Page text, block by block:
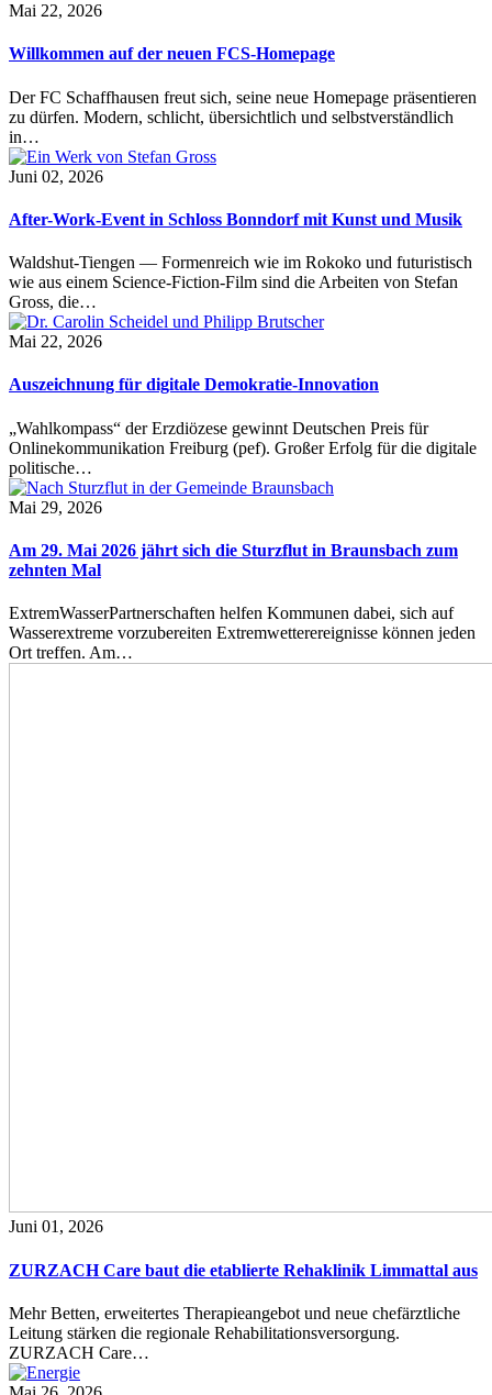
Mai 22, 2026
Willkommen auf der neuen FCS-Homepage
Der FC Schaffhausen freut sich, seine neue Homepage präsentieren
zu dürfen. Modern, schlicht, übersichtlich und selbstverständlich
in…
Juni 02, 2026
After-Work-Event in Schloss Bonndorf mit Kunst und Musik
Waldshut-Tiengen — Formenreich wie im Rokoko und futuristisch
wie aus einem Science-Fiction-Film sind die Arbeiten von Stefan
Gross, die…
Mai 22, 2026
Auszeichnung für digitale Demokratie-Innovation
„Wahlkompass“ der Erzdiözese gewinnt Deutschen Preis für
Onlinekommunikation Freiburg (pef). Großer Erfolg für die digitale
politische…
Mai 29, 2026
Am 29. Mai 2026 jährt sich die Sturzflut in Braunsbach zum
zehnten Mal
ExtremWasserPartnerschaften helfen Kommunen dabei, sich auf
Wasserextreme vorzubereiten Extremwetterereignisse können jeden
Ort treffen. Am…
Juni 01, 2026
ZURZACH Care baut die etablierte Rehaklinik Limmattal aus
Mehr Betten, erweitertes Therapieangebot und neue chefärztliche
Leitung stärken die regionale Rehabilitationsversorgung.
ZURZACH Care…